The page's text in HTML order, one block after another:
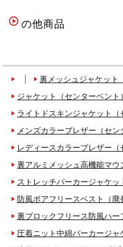
の他商品
裏メッシュジャケット
ジャケット（センターベント
ライトドスキンジャケット
メンズカラーブレザー（セ
レディースカラーブレザー
裏アルミメッシュ高機能マウ
ストレッチパーカージャケッ
防風ボアフリースベスト（廃
裏ブロックフリース防風ハ
圧着ニット中綿パーカージャ